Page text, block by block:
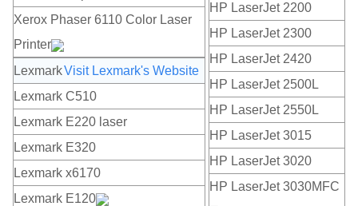
Xerox Phaser 6110 Color Laser
Printer
LexmarkVisit Lexmark's Website
Lexmark C510
Lexmark E220 laser
Lexmark E320
Lexmark x6170
Lexmark E120
HP LaserJet 2200
HP LaserJet 2300
HP LaserJet 2420
HP LaserJet 2500L
HP LaserJet 2550L
HP LaserJet 3015
HP LaserJet 3020
HP LaserJet 3030MFC